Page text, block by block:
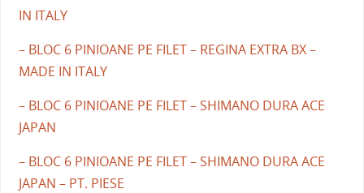
IN ITALY
– BLOC 6 PINIOANE PE FILET – REGINA EXTRA BX –
MADE IN ITALY
– BLOC 6 PINIOANE PE FILET – SHIMANO DURA ACE
JAPAN
– BLOC 6 PINIOANE PE FILET – SHIMANO DURA ACE
JAPAN – PT. PIESE